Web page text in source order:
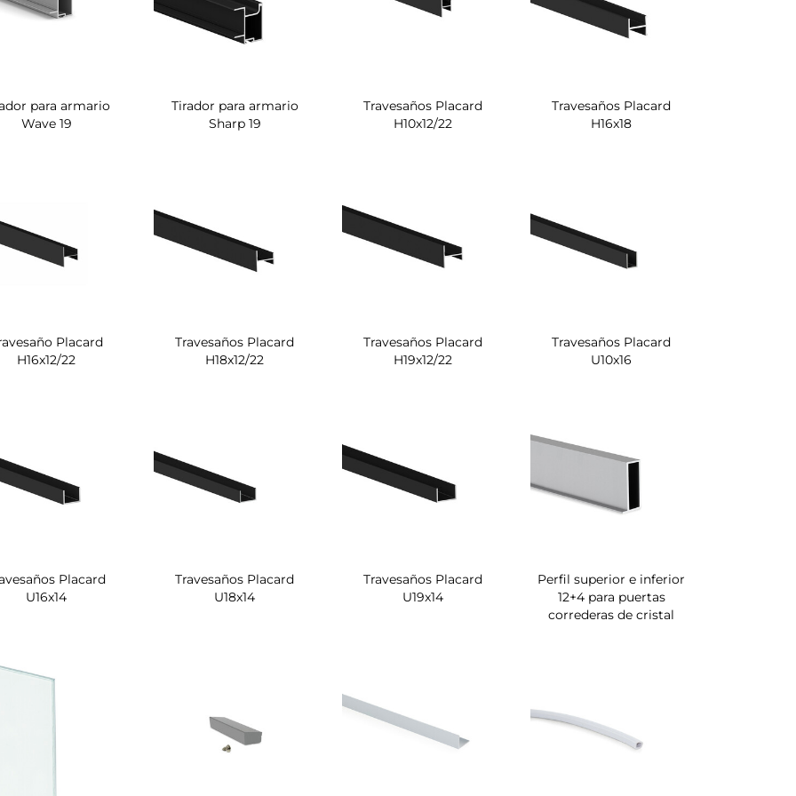
para armario
Wave 19
Tirador para armario
Sharp 19
Travesaños Placard
H10x12/22
Travesaños Placard
H16x18
Placard
H16x12/22
Travesaños Placard
H18x12/22
Travesaños Placard
H19x12/22
Travesaños Placard
U10x16
Placard
U16x14
Travesaños Placard
U18x14
Travesaños Placard
U19x14
Perfil superior e inferior
12+4 para puertas
correderas de cristal